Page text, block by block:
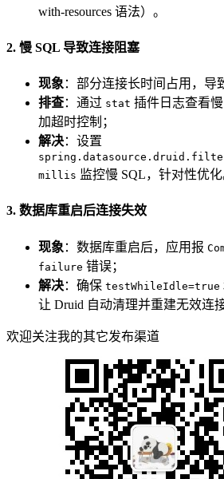
with-resources 语法）。
2. 慢 SQL 导致连接阻塞
现象 ：部分连接长时间占用，导
排查：通过 stat 插件日志查看
加超时控制；
解决：设置
millis 监控慢 SQL，针对性优化
3. 数据库重启后连接失效
现象 ：数据库重启后，应用报
failure 错误；
解决：确保 testWhileIdle=true
让 Druid 自动清理并重建无效连接
欢迎关注我的其它发布渠道